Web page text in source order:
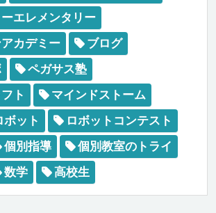
エレメンタリー
カデミー
ブログ
ペガサス塾
ト
マインドストーム
ボット
ロボットコンテスト
個別指導
個別教室のトライ
数学 高校生